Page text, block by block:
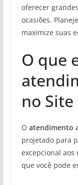
oferecer
ocasiões.
maximize suas
O que
no
O atendimento
projetado para
excepcional aos
que você pode